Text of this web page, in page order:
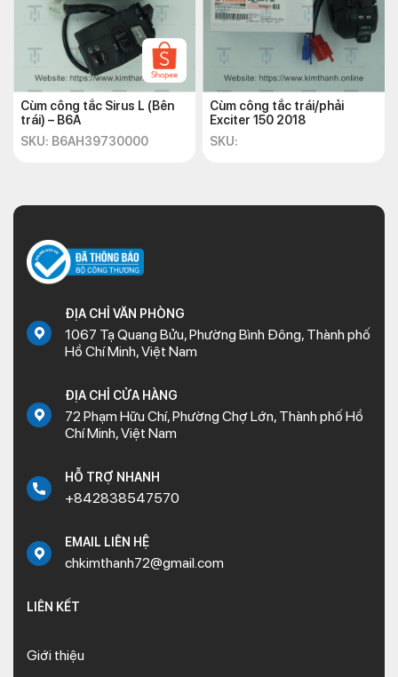
Cùm công tắc Sirus L (Bên
trái) – B6A
SKU: B6AH39730000
Cùm công tắc trái/phải
Exciter 150 2018
SKU:
ĐỊA CHỈ VĂN PHÒNG
1067 Tạ Quang Bửu, Phường Bình Đông, Thành phố
Hồ Chí Minh, Việt Nam
ĐỊA CHỈ CỬA HÀNG
72 Phạm Hữu Chí, Phường Chợ Lớn, Thành phố Hồ
Chí Minh, Việt Nam
HỖ TRỢ NHANH
+842838547570
EMAIL LIÊN HỆ
chkimthanh72@gmail.com
LIÊN KẾT
Giới thiệu